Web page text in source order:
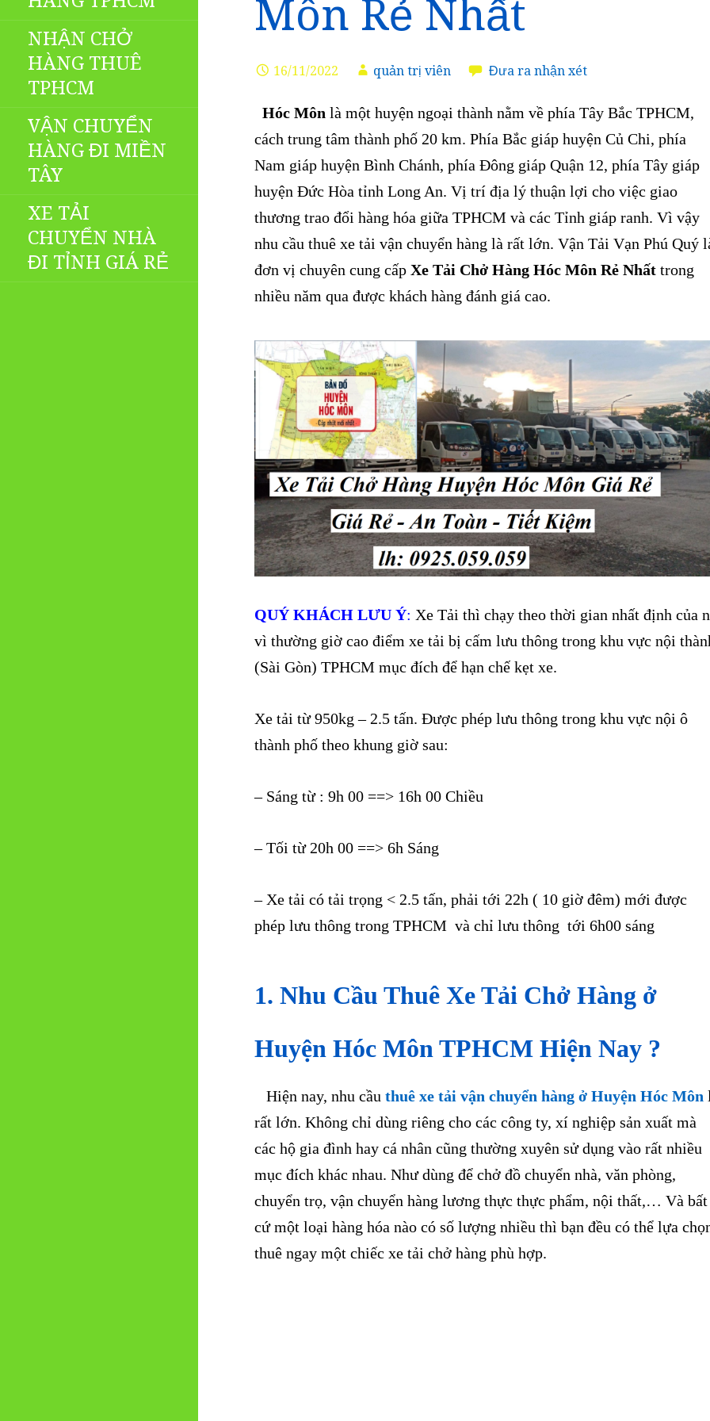
NHẬN CHỞ
HÀNG THUÊ
TPHCM
VẬN CHUYỂN
HÀNG ĐI MIỀN
TÂY
XE TẢI
CHUYỂN NHÀ
ĐI TỈNH GIÁ RẺ
Môn Rẻ Nhất
16/11/2022 quản trị viên Đưa ra nhận xét
Hóc Môn là một huyện ngoại thành nằm về phía Tây Bắc TPHCM,
cách trung tâm thành phố 20 km. Phía Bắc giáp huyện Củ Chi, phía
Nam giáp huyện Bình Chánh, phía Đông giáp Quận 12, phía Tây giáp
huyện Đức Hòa tỉnh Long An. Vị trí địa lý thuận lợi cho việc giao
thương trao đổi hàng hóa giữa TPHCM và các Tỉnh giáp ranh. Vì vậy
nhu cầu thuê xe tải vận chuyển hàng là rất lớn. Vận Tải Vạn Phú Quý
đơn vị chuyên cung cấp Xe Tải Chở Hàng Hóc Môn Rẻ Nhất trong
nhiều năm qua được khách hàng đánh giá cao.
QUÝ KHÁCH LƯU Ý: Xe Tải thì chạy theo thời gian nhất định của
vì thường giờ cao điểm xe tải bị cấm lưu thông trong khu vực nội
(Sài Gòn) TPHCM mục đích để hạn chế kẹt xe.
Xe tải từ 950kg – 2.5 tấn. Được phép lưu thông trong khu vực nội ô
thành phố theo khung giờ sau:
– Sáng từ : 9h 00 ==> 16h 00 Chiều
– Tối từ 20h 00 ==> 6h Sáng
– Xe tải có tải trọng < 2.5 tấn, phải tới 22h ( 10 giờ đêm) mới được
phép lưu thông trong TPHCM và chỉ lưu thông tới 6h00 sáng
1. Nhu Cầu Thuê Xe Tải Chở Hàng ở
Huyện Hóc Môn TPHCM Hiện Nay ?
Hiện nay, nhu cầu thuê xe tải vận chuyển hàng ở Huyện Hóc Môn
rất lớn. Không chỉ dùng riêng cho các công ty, xí nghiệp sản xuất mà
các hộ gia đình hay cá nhân cũng thường xuyên sử dụng vào rất nhiều
mục đích khác nhau. Như dùng để chở đồ chuyển nhà, văn phòng,
chuyển trọ, vận chuyển hàng lương thực thực phẩm, nội thất,… Và bất
cứ một loại hàng hóa nào có số lượng nhiều thì bạn đều có thể lựa
thuê ngay một chiếc xe tải chở hàng phù hợp.